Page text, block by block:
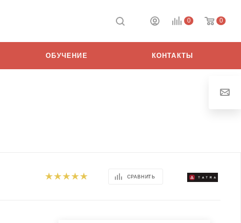
0 0
ОБУЧЕНИЕ КОНТАКТЫ
СРАВНИТЬ